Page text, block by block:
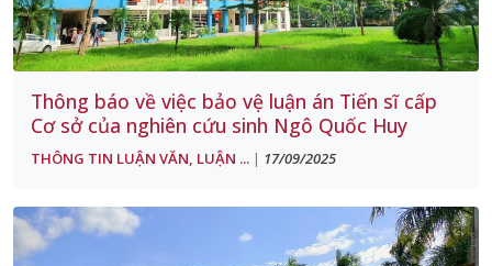
Thông báo về việc bảo vệ luận án Tiến sĩ cấp
Cơ sở của nghiên cứu sinh Ngô Quốc Huy
THÔNG TIN LUẬN VĂN, LUẬN ... | 17/09/2025